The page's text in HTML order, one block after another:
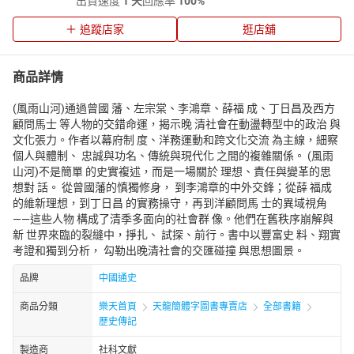
追蹤店家 逛店舖
商品詳情
(風雨山河)通過曾國 藩、左宗棠、李鴻章、薛福 成、丁日昌及西方
顧問馬士 等人物的交錯命運，揭示晚 清社會在動盪轉型中的政治 與
文化張力。作者以幕府制 度、洋務運動和跨文化交流 為主線，細察
個人與體制、 忠誠與功名、傳統與現代化 之間的複雜關係。 (風雨
山河)不是簡單 的史實複述，而是一場關於 理想、責任與變革的思
想對 話。 從曾國藩的慎獨修身， 到李鴻章的中外交鋒；從薛 福成
的維新理想，到丁日昌 的實務操守，再到洋顧問馬 士的異域視角
——這些人物 構成了清季多面向的社會群 像。他們在舊秩序崩解與
新 世界來臨的裂縫中，掙扎、 試探、前行。書中以豐富史 料、翔實
考證和獨到分析， 勾勒出晚清社會的交匯碰撞 與思想圖景。
品牌 中國通史
商品分類 樂天首頁 天龍簡體字圖書專賣店
全部書籍
歷史傳記
製造商 社科文獻